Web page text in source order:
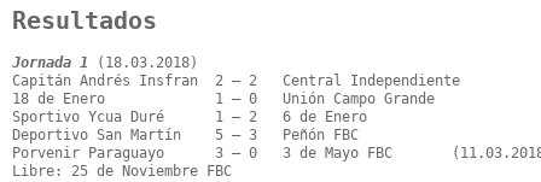
Resultados
Jornada 1 (18.03.2018)
Capitán Andrés Insfran  2 – 2   Central Independiente
18 de Enero             1 – 0   Unión Campo Grande
Sportivo Ycua Duré      1 – 2   6 de Enero
Deportivo San Martín    5 – 3   Peñón FBC
Porvenir Paraguayo      3 – 0   3 de Mayo FBC
Libre: 25 de Noviembre FBC